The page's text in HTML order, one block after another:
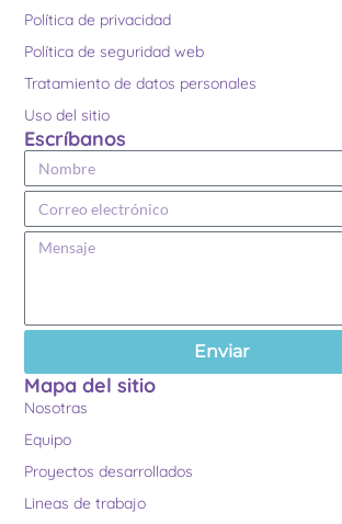
Política de privacidad
Política de seguridad web
Tratamiento de datos personales
Uso del sitio
Escríbanos
Enviar
Mapa del sitio
Nosotras
Equipo
Proyectos desarrollados
Lineas de trabajo